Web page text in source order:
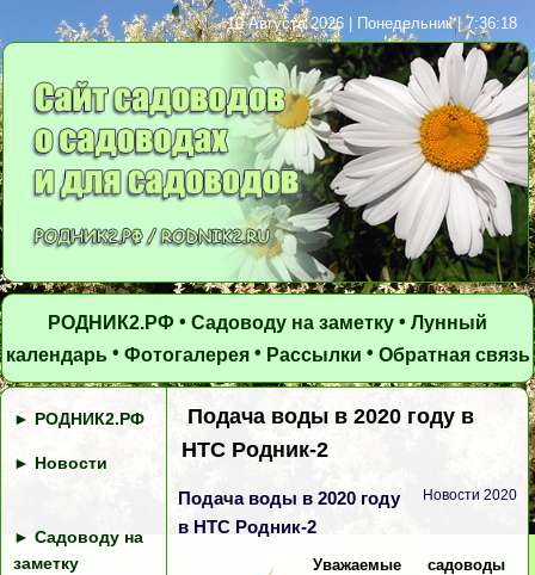
10 Августа 2026 | Понедельник | 7:36:19
РОДНИК2.РФ • Садоводу на заметку • Лунный
календарь • Фотогалерея• Рассылки • Обратная связь
► РОДНИК2.РФ
► Новости
► Садоводу на
заметку
Подача воды в 2020 году в
НТС Родник-2
Подача воды в 2020 году
в НТС Родник-2
Новости 2020
Уважаемые садоводы